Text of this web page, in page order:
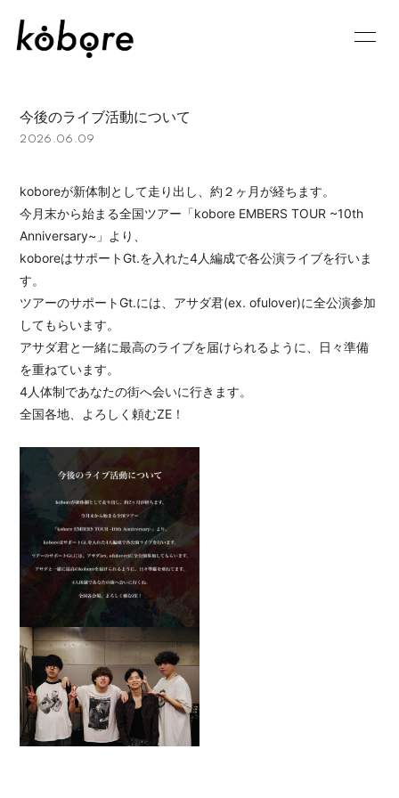
SCHEDULE
DISCOGRAPHY BLOG
MOVIE RADIO
CONTACT
会員登録 ログイン
今後のライブ活動について
2026.06.09
koboreが新体制として走り出し、約２ヶ月が経ちます。
今月末から始まる全国ツアー「kobore EMBERS TOUR ~10th
Anniversary~」より、
koboreはサポートGt.を入れた4人編成で各公演ライブを行いま
す。
ツアーのサポートGt.には、アサダ君(ex. ofulover)に全公演参加
してもらいます。
アサダ君と一緒に最高のライブを届けられるように、日々準備
を重ねています。
4人体制であなたの街へ会いに行きます。
全国各地、よろしく頼むZE！